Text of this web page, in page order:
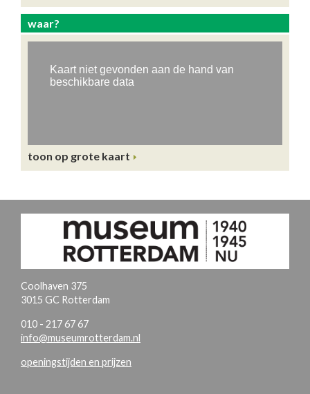
waar?
toon op grote kaart
Coolhaven 375
3015 GC Rotterdam
010 - 217 67 67
info@museumrotterdam.nl
openingstijden en prijzen